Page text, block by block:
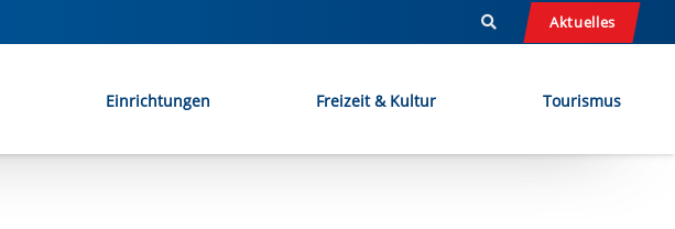
Aktuelles
Einrichtungen Freizeit & Kultur Tourismus